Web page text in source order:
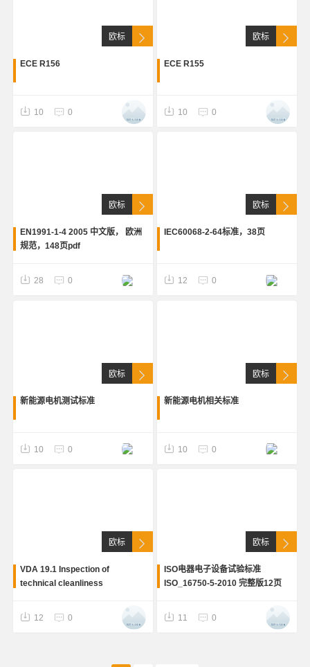
欧标
ECE R156
10 0
欧标
ECE R155
10 0
欧标
EN1991-1-4 2005 中文版， 欧洲
规范，148页pdf
28 0
欧标
IEC60068-2-64标准，38页
12 0
欧标
新能源电机测试标准
10 0
欧标
新能源电机相关标准
10 0
欧标
VDA 19.1 Inspection of
technical cleanliness
12 0
欧标
ISO电器电子设备试验标准
ISO_16750-5-2010 完整版12页
11 0